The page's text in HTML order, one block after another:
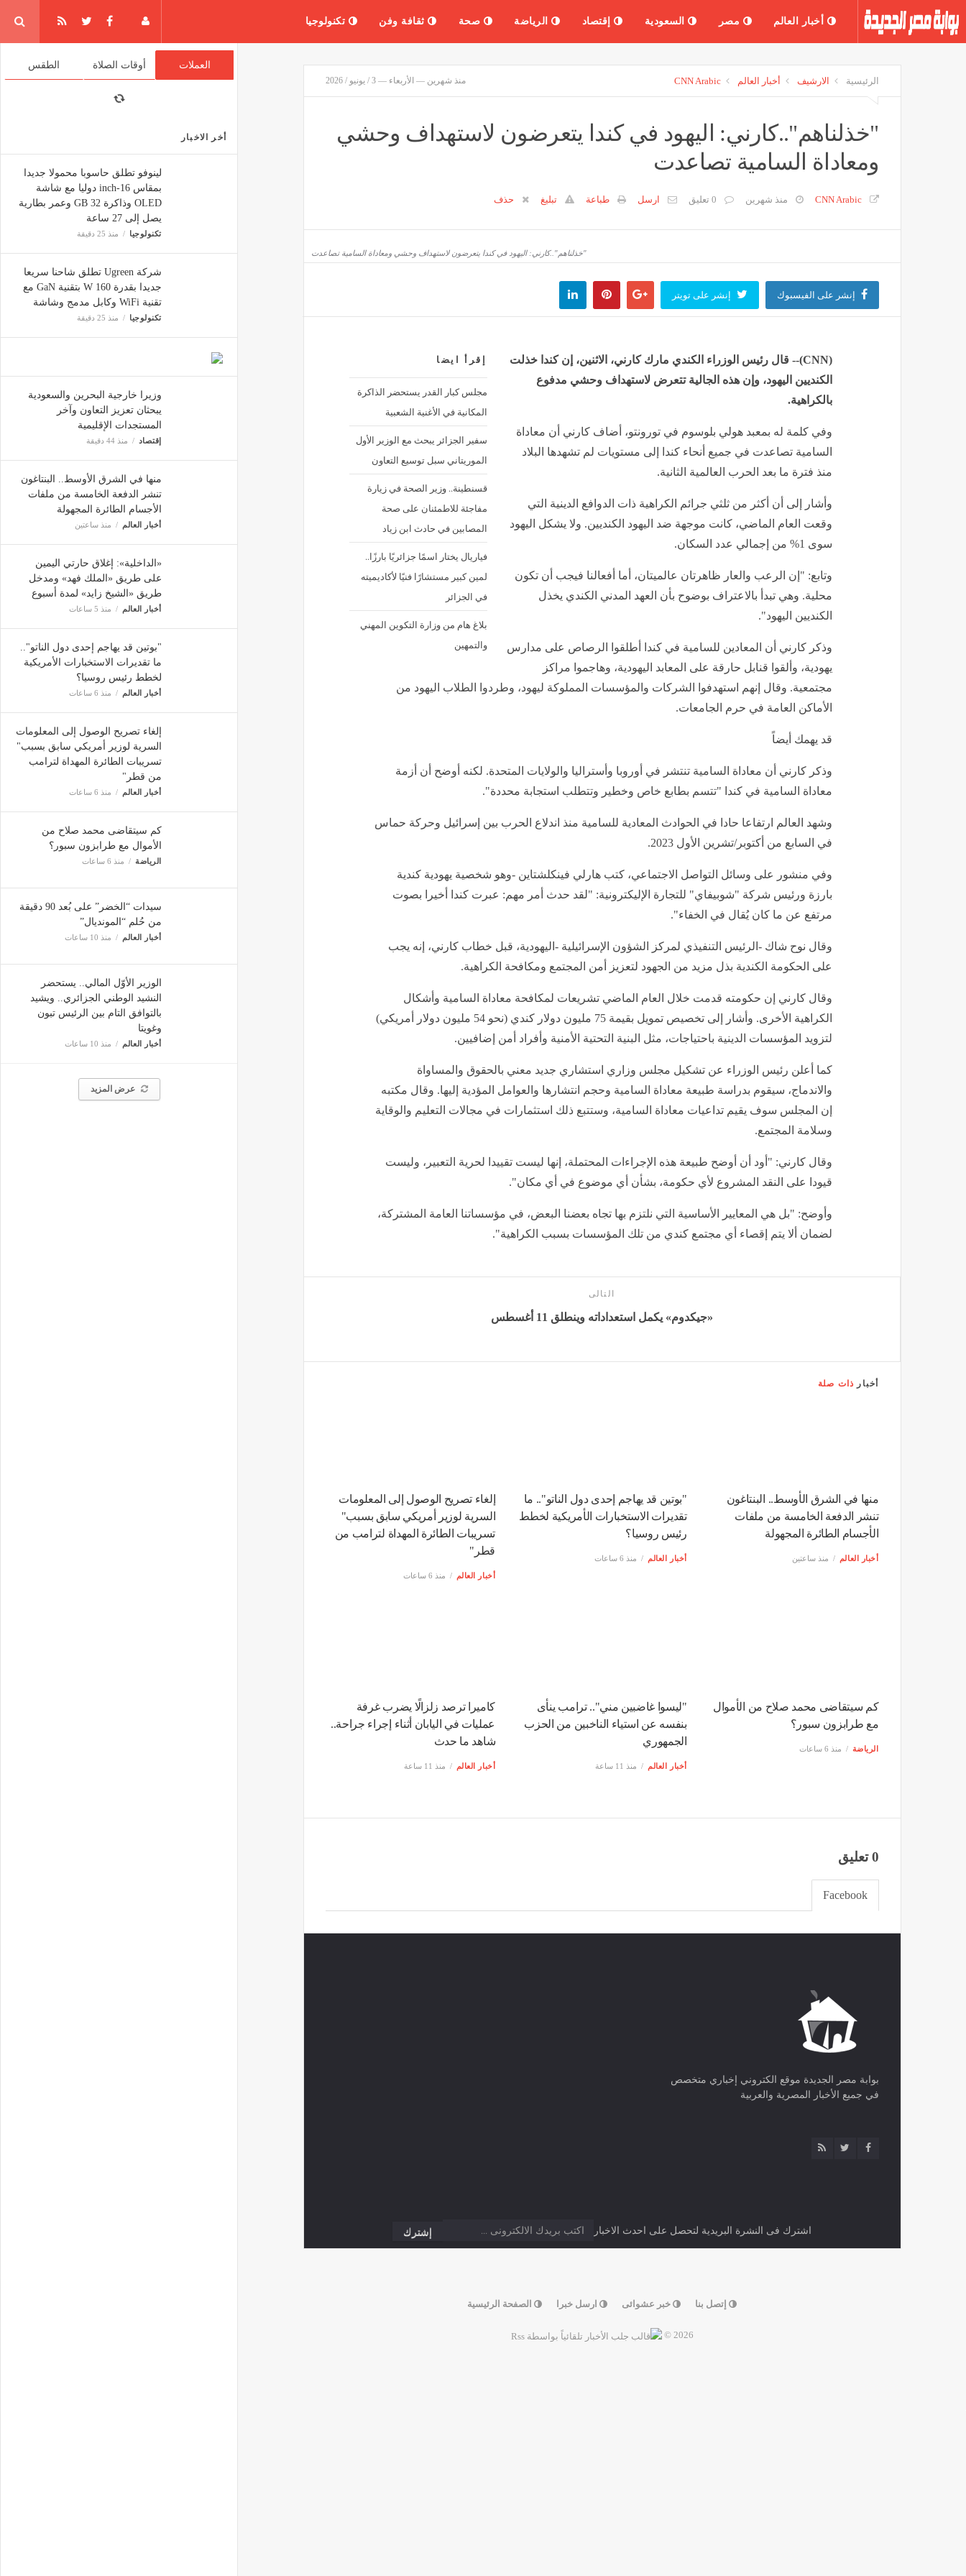
أخبار العالم مصر السعودية إقتصاد الرياضة صحة ثقافة وفن تكنولوجيا
العملات أوقات الصلاة الطقس
أخر الاخبار
لينوفو تطلق حاسوبا محمولا جديدا
بمقاس 16-inch دوليا مع شاشة
OLED وذاكرة 32 GB وعمر بطارية
يصل إلى 27 ساعة
تكنولوجيا منذ 25 دقيقة
شركة Ugreen تطلق شاحنا سريعا
جديدا بقدرة 160 W بتقنية GaN مع
تقنية WiFi وكابل مدمج وشاشة
تكنولوجيا منذ 25 دقيقة
وزيرا خارجية البحرين والسعودية
يبحثان تعزيز التعاون وآخر
المستجدات الإقليمية
إقتصاد منذ 44 دقيقة
منها في الشرق الأوسط.. البنتاغون
تنشر الدفعة الخامسة من ملفات
الأجسام الطائرة المجهولة
أخبار العالم منذ ساعتين
«الداخلية»: إغلاق حارتي اليمين
على طريق «الملك فهد» ومدخل
طريق «الشيخ زايد» لمدة أسبوع
أخبار العالم منذ 5 ساعات
"بوتين قد يهاجم إحدى دول الناتو"..
ما تقديرات الاستخبارات الأمريكية
لخطط رئيس روسيا؟
أخبار العالم منذ 6 ساعات
إلغاء تصريح الوصول إلى المعلومات
السرية لوزير أمريكي سابق بسبب"
تسريبات الطائرة المهداة لترامب
من قطر"
أخبار العالم منذ 6 ساعات
كم سيتقاضى محمد صلاح من
الأموال مع طرابزون سبور؟
الرياضة منذ 6 ساعات
سيدات “الخضر” على بُعد 90 دقيقة
من حُلم “المونديال”
أخبار العالم منذ 10 ساعات
الوزير الأوّل المالي.. يستحضر
النشيد الوطني الجزائري.. ويشيد
بالتوافق التام بين الرئيس تبون
وغويتا
أخبار العالم منذ 10 ساعات
عرض المزيد
الرئيسية الارشيف أخبار العالم CNN Arabic منذ شهرين — الأربعاء — 3 / يونيو / 2026
"خذلناهم"..كارني: اليهود في كندا يتعرضون لاستهداف وحشي
ومعاداة السامية تصاعدت
CNN Arabic منذ شهرين 0 تعليق ارسل طباعة تبليغ حذف
"خذلناهم"..كارني: اليهود في كندا يتعرضون لاستهداف وحشي ومعاداة السامية تصاعدت
إنشر على الفيسبوك إنشر على تويتر
إقرأ ايضا
مجلس كبار القدر يستحضر الذاكرة
المكانية في الأغنية الشعبية
سفير الجزائر يبحث مع الوزير الأول
الموريتاني سبل توسيع التعاون
قسنطينة.. وزير الصحة في زيارة
مفاجئة للاطمئنان على صحة
المصابين في حادث ابن زياد
فياريال يختار اسمًا جزائريًا بارزًا..
لمين كبير مستشارًا فنيًا لأكاديميته
في الجزائر
بلاغ هام من وزارة التكوين المهني
والتمهين
(
CNN)-- قال رئيس الوزراء الكندي مارك كارني، الاثنين، إن كندا خذلت
الكنديين اليهود، وإن هذه الجالية تتعرض لاستهداف وحشي مدفوع
بالكراهية.
وفي كلمة له بمعبد هولي بلوسوم في تورونتو، أضاف كارني أن معاداة
السامية تصاعدت في جميع أنحاء كندا إلى مستويات لم تشهدها البلاد
منذ فترة ما بعد الحرب العالمية الثانية.
وأشار إلى أن أكثر من ثلثي جرائم الكراهية ذات الدوافع الدينية التي
وقعت العام الماضي، كانت موجهة ضد اليهود الكنديين. ولا يشكل اليهود
سوى 1% من إجمالي عدد السكان.
وتابع: "إن الرعب والعار ظاهرتان عالميتان، أما أفعالنا فيجب أن تكون
محلية. وهي تبدأ بالاعتراف بوضوح بأن العهد المدني الكندي يخذل
الكنديين اليهود".
وذكر كارني أن المعادين للسامية في كندا أطلقوا الرصاص على مدارس
يهودية، وألقوا قنابل حارقة على المعابد اليهودية، وهاجموا مراكز
مجتمعية. وقال إنهم استهدفوا الشركات والمؤسسات المملوكة ليهود، وطردوا الطلاب اليهود من
الأماكن العامة في حرم الجامعات.
قد يهمك أيضاً
وذكر كارني أن معاداة السامية تنتشر في أوروبا وأستراليا والولايات المتحدة. لكنه أوضح أن أزمة
معاداة السامية في كندا "تتسم بطابع خاص وخطير وتتطلب استجابة محددة".
وشهد العالم ارتفاعا حادا في الحوادث المعادية للسامية منذ اندلاع الحرب بين إسرائيل وحركة حماس
في السابع من أكتوبر/تشرين الأول 2023.
وفي منشور على وسائل التواصل الاجتماعي، كتب هارلي فينكلشتاين -وهو شخصية يهودية كندية
بارزة ورئيس شركة "شوبيفاي" للتجارة الإليكترونية: "لقد حدث أمر مهم: عبرت كندا أخيرا بصوت
مرتفع عن ما كان يُقال في الخفاء".
وقال نوح شاك -الرئيس التنفيذي لمركز الشؤون الإسرائيلية -اليهودية، قبل خطاب كارني، إنه يجب
على الحكومة الكندية بذل مزيد من الجهود لتعزيز أمن المجتمع ومكافحة الكراهية.
وقال كارني إن حكومته قدمت خلال العام الماضي تشريعات لمكافحة معاداة السامية وأشكال
الكراهية الأخرى. وأشار إلى تخصيص تمويل بقيمة 75 مليون دولار كندي (نحو 54 مليون دولار أمريكي)
لتزويد المؤسسات الدينية باحتياجات، مثل البنية التحتية الأمنية وأفراد أمن إضافيين.
كما أعلن رئيس الوزراء عن تشكيل مجلس وزاري استشاري جديد معني بالحقوق والمساواة
والاندماج، سيقوم بدراسة طبيعة معاداة السامية وحجم انتشارها والعوامل المؤدية إليها. وقال مكتبه
إن المجلس سوف يقيم تداعيات معاداة السامية، وستتبع ذلك استثمارات في مجالات التعليم والوقاية
وسلامة المجتمع.
وقال كارني: "أود أن أوضح طبيعة هذه الإجراءات المحتملة، إنها ليست تقييدا لحرية التعبير، وليست
قيودا على النقد المشروع لأي حكومة، بشأن أي موضوع في أي مكان".
وأوضح: "بل هي المعايير الأساسية التي نلتزم بها تجاه بعضنا البعض، في مؤسساتنا العامة المشتركة،
لضمان ألا يتم إقصاء أي مجتمع كندي من تلك المؤسسات بسبب الكراهية".
التالى
«جيكدوم» يكمل استعداداته وينطلق 11 أغسطس
أخبار ذات صلة
منها في الشرق الأوسط.. البنتاغون
تنشر الدفعة الخامسة من ملفات
الأجسام الطائرة المجهولة
أخبار العالم منذ ساعتين
"بوتين قد يهاجم إحدى دول الناتو".. ما
تقديرات الاستخبارات الأمريكية لخطط
رئيس روسيا؟
أخبار العالم منذ 6 ساعات
إلغاء تصريح الوصول إلى المعلومات
السرية لوزير أمريكي سابق بسبب"
تسريبات الطائرة المهداة لترامب من
قطر"
أخبار العالم منذ 6 ساعات
كم سيتقاضى محمد صلاح من الأموال
مع طرابزون سبور؟
الرياضة منذ 6 ساعات
"ليسوا غاضبين مني".. ترامب ينأى
بنفسه عن استياء الناخبين من الحزب
الجمهوري
أخبار العالم منذ 11 ساعة
كاميرا ترصد زلزالًا يضرب غرفة
عمليات في اليابان أثناء إجراء جراحة..
شاهد ما حدث
أخبار العالم منذ 11 ساعة
0 تعليق
Facebook
بوابة مصر الجديدة موقع الكتروني إخباري متخصص
في جميع الأخبار المصرية والعربية
اشترك فى النشرة البريدية لتحصل على احدث الاخبار
إتصل بنا خبر عشوائى ارسل خبرا الصفحة الرئيسية
2026 ©